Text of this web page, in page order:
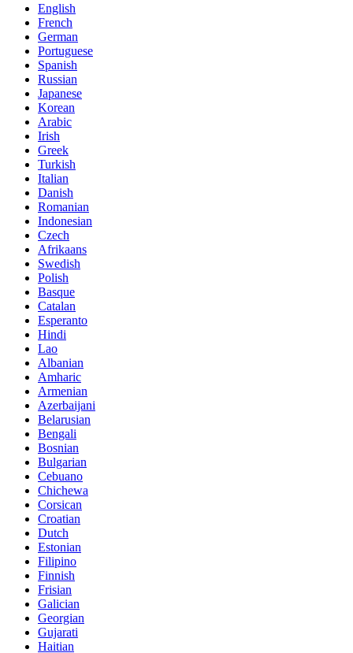
English
French
German
Portuguese
Spanish
Russian
Japanese
Korean
Arabic
Irish
Greek
Turkish
Italian
Danish
Romanian
Indonesian
Czech
Afrikaans
Swedish
Polish
Basque
Catalan
Esperanto
Hindi
Lao
Albanian
Amharic
Armenian
Azerbaijani
Belarusian
Bengali
Bosnian
Bulgarian
Cebuano
Chichewa
Corsican
Croatian
Dutch
Estonian
Filipino
Finnish
Frisian
Galician
Georgian
Gujarati
Haitian